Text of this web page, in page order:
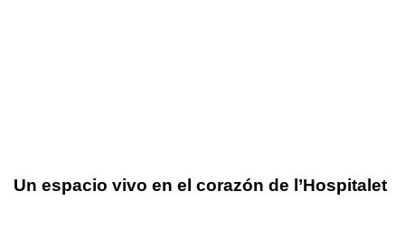
Un espacio vivo en el corazón de l’Hospitalet